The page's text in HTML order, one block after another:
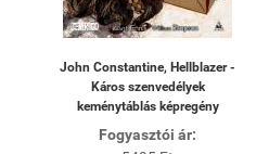
John Constantine, Hellblazer -
Káros szenvedélyek
keménytáblás képregény
Fogyasztói ár: